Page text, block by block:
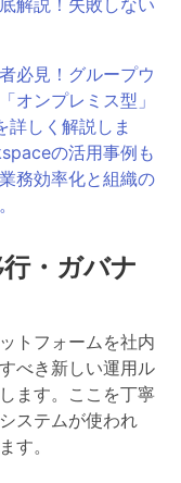
必見！グループウ
オンプレミス型」
詳しく解説しま
の活用事例も
務効率化と組織の
・ガバナ
トフォームを社内
べき新しい運用ル
ます。ここを丁寧
ステムが使われ
す。